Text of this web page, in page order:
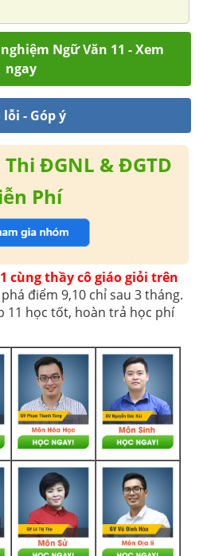
Ngữ Văn 11 - Xem
ngay
lỗi - Góp ý
ĐGNL & ĐGTD
Phí
cùng thầy cô giáo giỏi trên
điểm 9,10 chỉ sau 3 tháng.
11 học tốt, hoàn trả học phí